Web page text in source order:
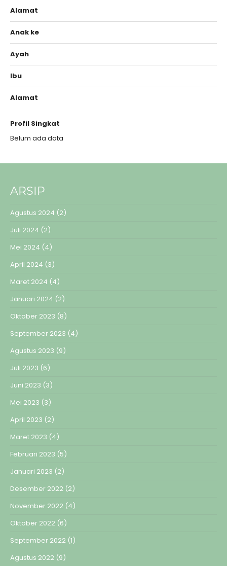
Alamat
Anak ke
Ayah
Ibu
Alamat
Profil Singkat
Belum ada data
ARSIP
Agustus 2024 (2)
Juli 2024 (2)
Mei 2024 (4)
April 2024 (3)
Maret 2024 (4)
Januari 2024 (2)
Oktober 2023 (8)
September 2023 (4)
Agustus 2023 (9)
Juli 2023 (6)
Juni 2023 (3)
Mei 2023 (3)
April 2023 (2)
Maret 2023 (4)
Februari 2023 (5)
Januari 2023 (2)
Desember 2022 (2)
November 2022 (4)
Oktober 2022 (6)
September 2022 (1)
Agustus 2022 (9)